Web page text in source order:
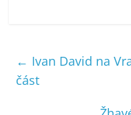
← Ivan David na
část